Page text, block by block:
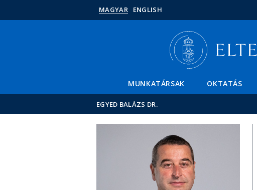
MAGYAR ENGLISH
MUNKATÁRSAK OKTATÁS
EGYED BALÁZS DR.